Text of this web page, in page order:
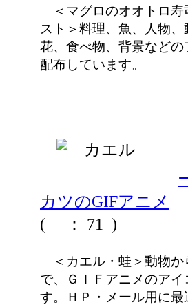
＜マグロのオオトロ寿
スト＞料理、魚、人物、
花、食べ物、背景などの
配布しています。
カツのGIFアニメ
(
： 71 )
＜カエル・蛙＞動物か
で、ＧＩＦアニメのア
す。ＨＰ・メール用に最